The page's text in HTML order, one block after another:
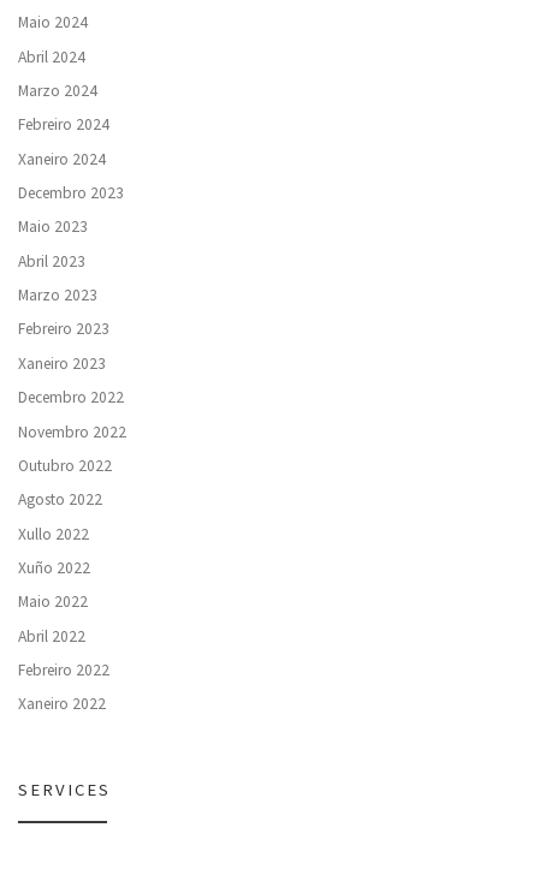
Maio 2024
Abril 2024
Marzo 2024
Febreiro 2024
Xaneiro 2024
Decembro 2023
Maio 2023
Abril 2023
Marzo 2023
Febreiro 2023
Xaneiro 2023
Decembro 2022
Novembro 2022
Outubro 2022
Agosto 2022
Xullo 2022
Xuño 2022
Maio 2022
Abril 2022
Febreiro 2022
Xaneiro 2022
SERVICES